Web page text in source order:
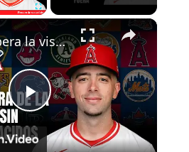
Fullscreen ×
P
Cuba espera la visa, pero deja fuera a los nacidos fuera del país rumbo al Clásico